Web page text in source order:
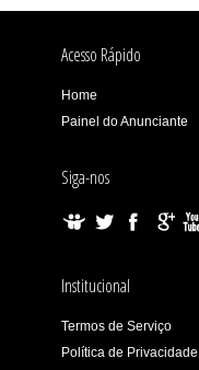
Acesso Rápido
Home
Painel do Anunciante
Siga-nos
Institucional
Termos de Serviço
Política de Privacidade